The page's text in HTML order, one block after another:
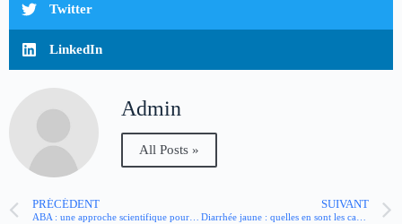
Twitter
LinkedIn
Admin
All Posts »
PRÉCÉDENT SUIVANT
Diarrhée jaune : quelles en sont les causes ? Que faire ?